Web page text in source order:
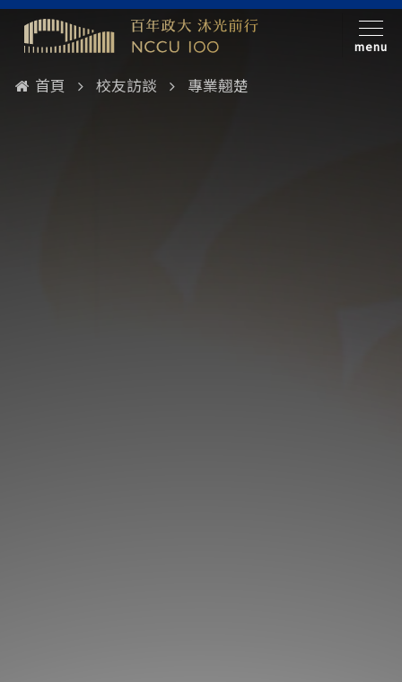
menu
首頁 校友訪談 專業翹楚